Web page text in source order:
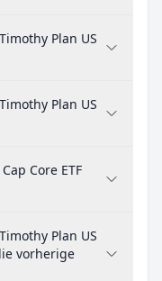
Plan US
Plan US
Core ETF
Plan US
vorherige